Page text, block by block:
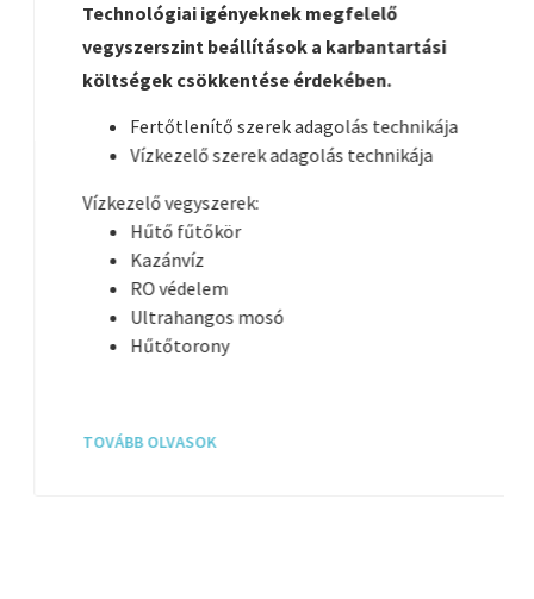
Technológiai igényeknek megfelelő
vegyszerszint beállítások a karbantartási
költségek csökkentése érdekében.
Fertőtlenítő szerek adagolás technikája
Vízkezelő szerek adagolás technikája
Vízkezelő vegyszerek:
Hűtő fűtőkör
Kazánvíz
RO védelem
Ultrahangos mosó
Hűtőtorony
TOVÁBB OLVASOK